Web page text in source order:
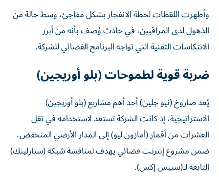
وأظهرت اللقطات لحظة الانفجار بشكل مفاجئ، وسط حالة من
الذهول لدى المراقبين، في حادث وُصف بأنه من أبرز
الانتكاسات التقنية التي تواجه البرنامج الفضائي للشركة.
ضربة قوية لطموحات (بلو أوريجين)
يُعد صاروخ (نيو جلين) أحد أهم مشاريع (بلو أوريجين)
الاستراتيجية، إذ كانت الشركة تستعد لاستخدامه في نقل
العشرات من أقمار (أمازون ليو) إلى المدار الأرضي المنخفض،
ضمن مشروع إنترنت فضائي يهدف لمنافسة شبكة (ستارلينك)
التابعة لـ(سبيس إكس).